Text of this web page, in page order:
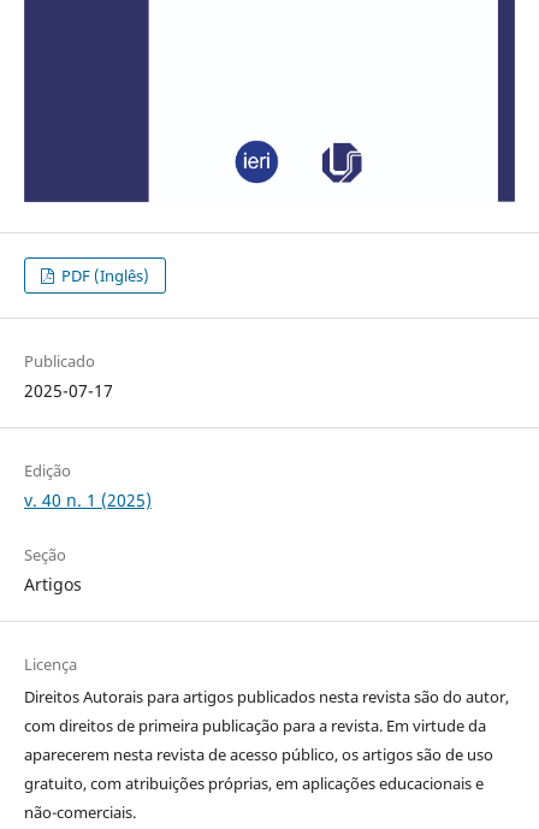
PDF (Inglês)
Publicado
2025-07-17
Edição
v. 40 n. 1 (2025)
Seção
Artigos
Licença
Direitos Autorais para artigos publicados nesta revista são do autor,
com direitos de primeira publicação para a revista. Em virtude da
aparecerem nesta revista de acesso público, os artigos são de uso
gratuito, com atribuições próprias, em aplicações educacionais e
não-comerciais.